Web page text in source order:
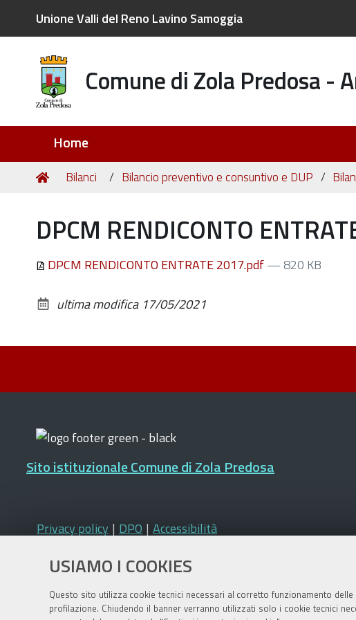
USIAMO I COOKIES
Questo sito utilizza cookie tecnici necessari al corretto funzionamento
profilazione. Chiudendo il banner verranno utilizzati solo i cookie tecnici
Unione Valli del Reno Lavino Samoggia
Comune di Zola Predosa -
Home
Tu
Home
Bilanci Bilancio preventivo e consuntivo e DUP
DPCM RENDICONTO
DPCM RENDICONTO ENTRATE 2017.pdf— 820 KB
ultima modifica 17/05/2021
Sito istituzionale Comune di Zola Predosa
Privacy policy | DPO | Accessibilità